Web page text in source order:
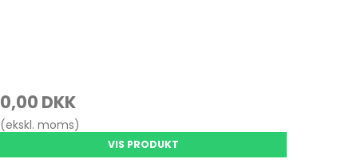
0,00 DKK
(ekskl. moms)
VIS PRODUKT